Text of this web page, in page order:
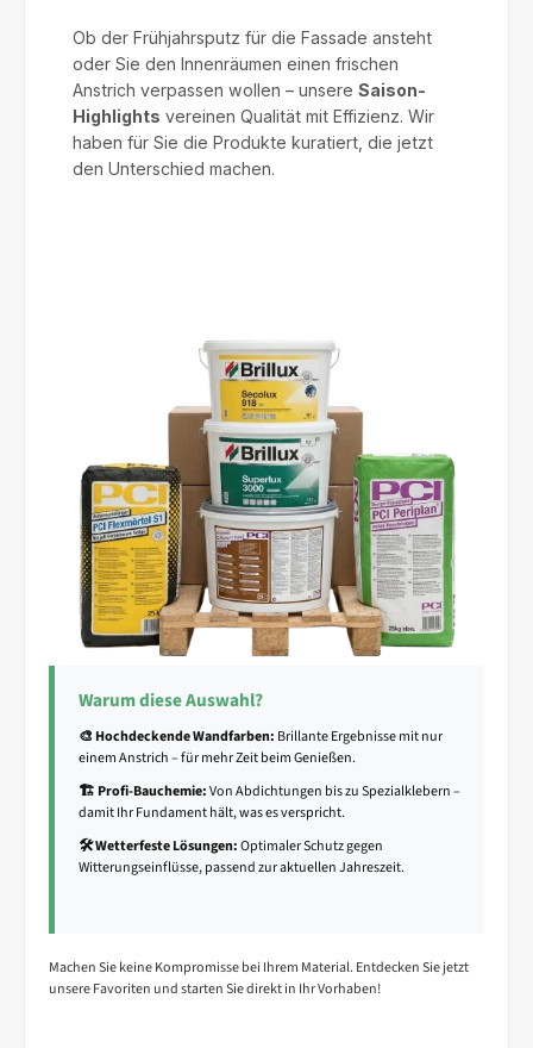
Ob der Frühjahrsputz für die Fassade ansteht
oder Sie den Innenräumen einen frischen
Anstrich verpassen wollen – unsere Saison-
Highlights vereinen Qualität mit Effizienz. Wir
haben für Sie die Produkte kuratiert, die jetzt
den Unterschied machen.
Warum diese Auswahl?
🎨 Hochdeckende Wandfarben: Brillante Ergebnisse mit nur
einem Anstrich – für mehr Zeit beim Genießen.
🏗️ Profi-Bauchemie:Von Abdichtungen bis zu Spezialklebern –
damit Ihr Fundament hält, was es verspricht.
🛠️ Wetterfeste Lösungen:Optimaler Schutz gegen
Witterungseinflüsse, passend zur aktuellen Jahreszeit.
Machen Sie keine Kompromisse bei Ihrem Material. Entdecken Sie jetzt
unsere Favoriten und starten Sie direkt in Ihr Vorhaben!